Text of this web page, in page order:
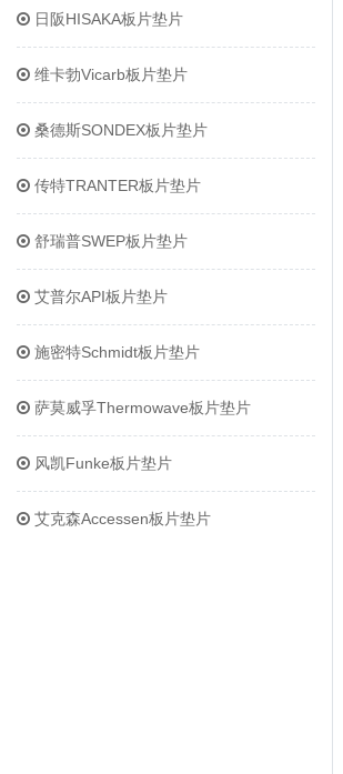
日阪HISAKA板片垫片
维卡勃Vicarb板片垫片
桑德斯SONDEX板片垫片
传特TRANTER板片垫片
舒瑞普SWEP板片垫片
艾普尔API板片垫片
施密特Schmidt板片垫片
萨莫威孚Thermowave板片垫片
风凯Funke板片垫片
艾克森Accessen板片垫片